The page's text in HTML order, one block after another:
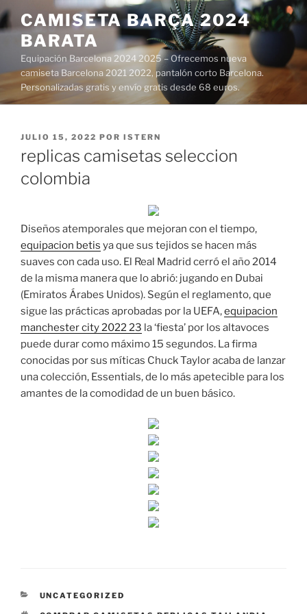
Saltar
al
contenido
CAMISETA BARÇA 2024
BARATA
Equipación Barcelona 2024 2025 – Ofrecemos nueva
camiseta Barcelona 2021 2022, pantalón corto Barcelona.
Personalizadas gratis y envío gratis desde 68 euros.
PUBLICADO
JULIO 15, 2022 POR ISTERN
replicas camisetas seleccion
colombia
Diseños atemporales que mejoran con el tiempo,
equipacion betis ya que sus tejidos se hacen más
suaves con cada uso. El Real Madrid cerró el año 2014
de la misma manera que lo abrió: jugando en Dubai
(Emiratos Árabes Unidos). Según el reglamento, que
sigue las prácticas aprobadas por la UEFA,equipacion
manchester city 2022 23 la ‘fiesta’ por los altavoces
puede durar como máximo 15 segundos. La firma
conocidas por sus míticas Chuck Taylor acaba de lanzar
una colección, Essentials, de lo más apetecible para los
amantes de la comodidad de un buen básico.
CATEGORÍAS
UNCATEGORIZED